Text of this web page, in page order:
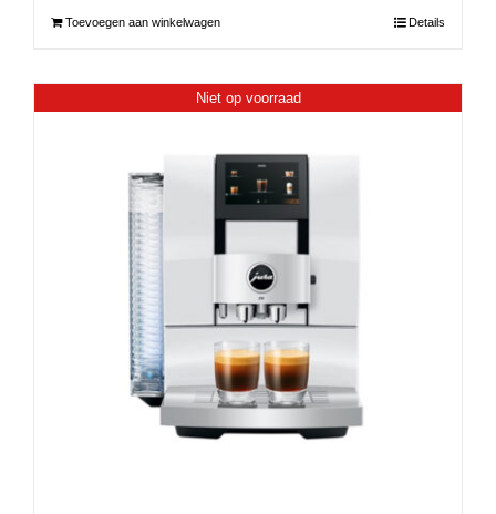
Toevoegen aan winkelwagen Details
Niet op voorraad